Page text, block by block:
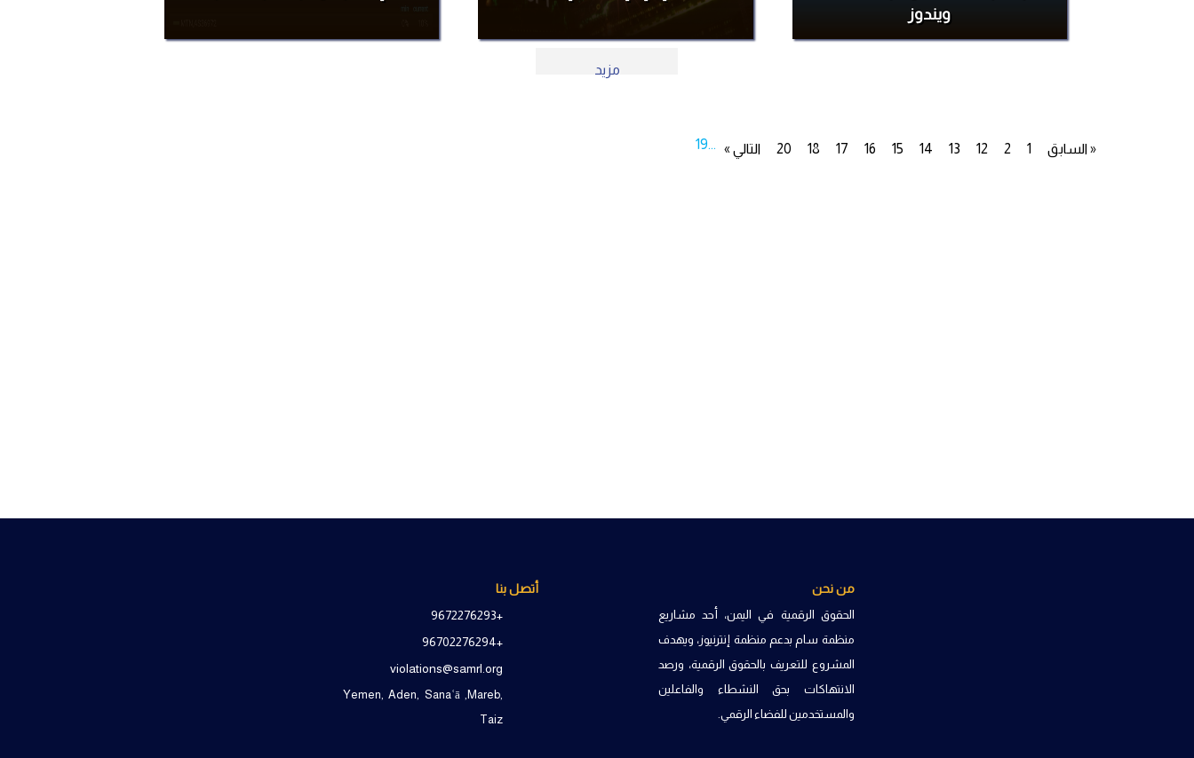
ويندوز
مزيد
« السابق 1
2
... 12
13
14
15
16
17
18
19 20 التالي »
من نحن
الحقوق الرقمية في اليمن، أحد مشاريع
منظمة سام بدعم منظمة إنترنيوز، ويهدف
المشروع للتعريف بالحقوق الرقمية، ورصد
الانتهاكات بحق النشطاء والفاعلين
والمستخدمين للفضاء الرقمي.
أتصل بنا
+9672276293
+96702276294
violations@samrl.org
Yemen, Aden, Sanaʿā ,Mareb,
Taiz